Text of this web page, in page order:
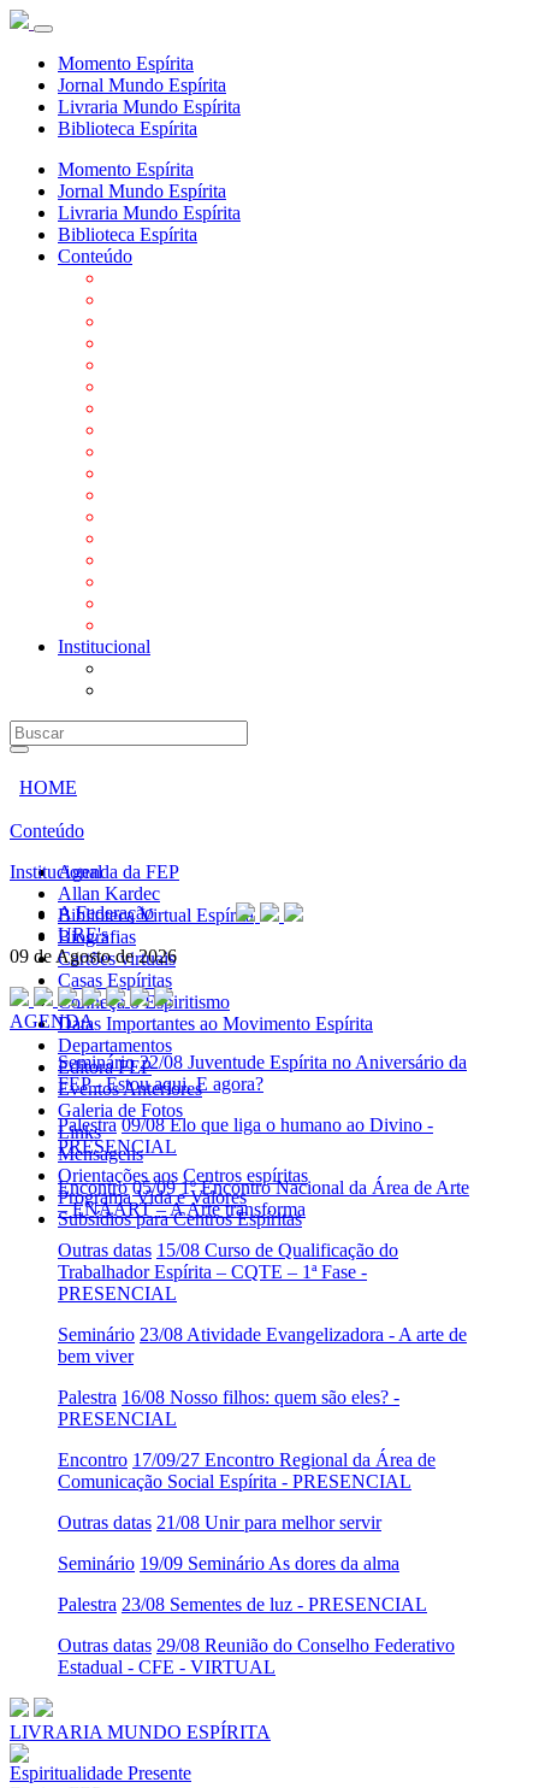
Momento Espírita
Jornal Mundo Espírita
Livraria Mundo Espírita
Biblioteca Espírita
Momento Espírita
Jornal Mundo Espírita
Livraria Mundo Espírita
Biblioteca Espírita
Conteúdo
Institucional
HOME
Conteúdo
Agenda da FEP
Allan Kardec
Biblioteca Virtual Espírita
Biografias
Cartões virtuais
Casas Espíritas
Conheça o Espiritismo
Datas Importantes ao Movimento Espírita
Departamentos
Editora FEP
Eventos Anteriores
Galeria de Fotos
Links
Mensagens
Orientações aos Centros espíritas
Programa Vida e Valores
Subsídios para Centros Espíritas
Institucional
A Federação
URE's
09 de Agosto de 2026
AGENDA
Seminário 22/08 Juventude Espírita no Aniversário da
FEP - Estou aqui. E agora?
Palestra 09/08 Elo que liga o humano ao Divino -
PRESENCIAL
Encontro 05/09 1º Encontro Nacional da Área de Arte
– ENAART – A Arte transforma
Outras datas 15/08 Curso de Qualificação do
Trabalhador Espírita – CQTE – 1ª Fase -
PRESENCIAL
Seminário 23/08 Atividade Evangelizadora - A arte de
bem viver
Palestra 16/08 Nosso filhos: quem são eles? -
PRESENCIAL
Encontro 17/09/27 Encontro Regional da Área de
Comunicação Social Espírita - PRESENCIAL
Outras datas 21/08 Unir para melhor servir
Seminário 19/09 Seminário As dores da alma
Palestra 23/08 Sementes de luz - PRESENCIAL
Outras datas 29/08 Reunião do Conselho Federativo
Estadual - CFE - VIRTUAL
LIVRARIA MUNDO ESPÍRITA
Espiritualidade Presente